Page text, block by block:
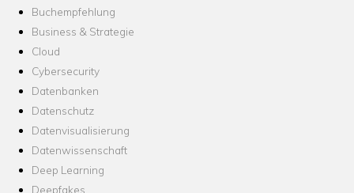
Buchempfehlung
Business & Strategie
Cloud
Cybersecurity
Datenbanken
Datenschutz
Datenvisualisierung
Datenwissenschaft
Deep Learning
Deepfakes